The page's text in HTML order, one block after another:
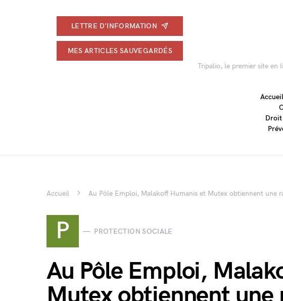
LETTRE D'INFORMATION
MES ARTICLES SAUVEGARDÉS
Tripalio, le premier site en
Accueil
Droit
Accueil Au Pôle Emploi, Malakoff Humanis et Mutex obtiennent une
P PROTECTION SOCIALE
Au Pôle Emploi,